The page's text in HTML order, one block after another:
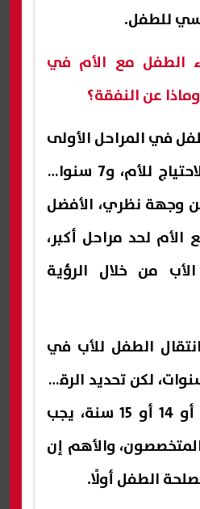
للطفل.
الطفل مع الأم في
عن النفقة؟
في المراحل الأولى
بيكون في أشد الاحتياج للأم، و7 سنوات
وجهة نظري، الأفضل
لحد مراحل أكبر،
من خلال الرؤية
الطفل للأب في
صغير مثل 7 سنوات، لكن تحديد الرقم
النهائي سواء 12 أو 14 أو 15 سنة، يجب
والأهم إن
الطفل أولًا.